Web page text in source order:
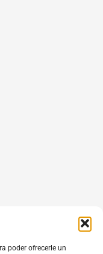
poder ofrecerle un
Power Nº 7,